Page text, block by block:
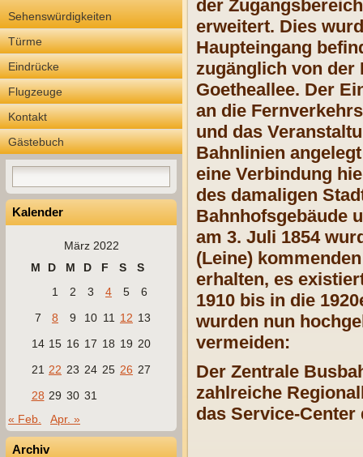
Sehenswürdigkeiten
Türme
Eindrücke
Flugzeuge
Kontakt
Gästebuch
Kalender
März 2022
M
D M D F S
S
1
2 3 4 5
6
7
8 9 10 11 12 13
14 15 16 17 18 19 20
21 22 23 24 25 26 27
28 29 30 31
« Feb.
Apr. »
Archiv
der
erweitert. Dies
Haupteingang
zugänglich von der
Goetheallee. Der
an die
und das
Bahnlinien
eine Verbindung
des damaligen
Bahnhofsgebäude
am 3. Juli 1854
(Leine)
erhalten, es
1910 bis in die
wurden nun
vermeiden:
Der Zentrale
zahlreiche
das Service-